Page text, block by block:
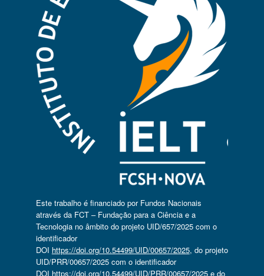
Este trabalho é financiado por Fundos Nacionais
através da FCT – Fundação para a Ciência e a
Tecnologia no âmbito do projeto UID/657/2025 com o
identificador
DOI https://doi.org/10.54499/UID/00657/2025, do projeto
UID/PRR/00657/2025 com o identificador
DOI https://doi.org/10.54499/UID/PRR/00657/2025e do